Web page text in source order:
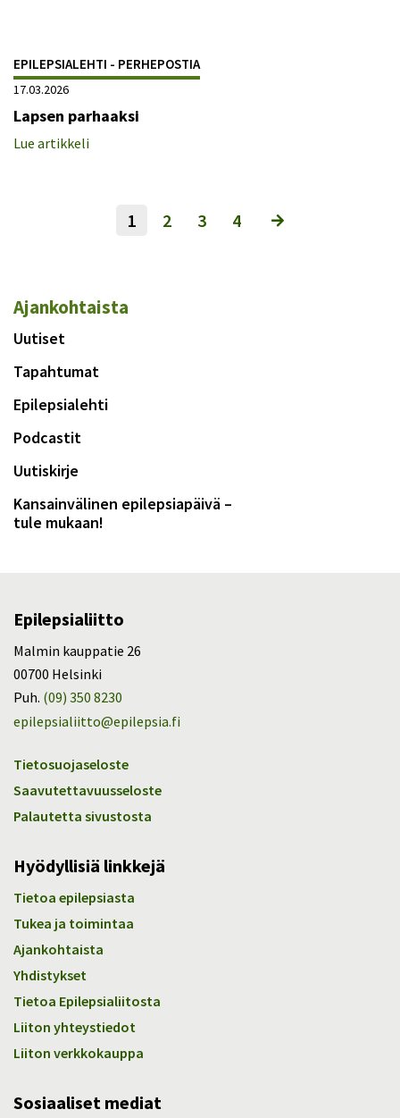
EPILEPSIALEHTI - PERHEPOSTIA
17.03.2026
Lapsen parhaaksi
Lue artikkeli
1 2 3 4
Ajankohtaista
Uutiset
Tapahtumat
Epilepsialehti
Podcastit
Uutiskirje
Kansainvälinen epilepsiapäivä –
tule mukaan!
Epilepsialiitto
Malmin kauppatie 26
00700 Helsinki
Puh. (09) 350 8230
epilepsialiitto@epilepsia.fi
Tietosuojaseloste
Saavutettavuusseloste
Palautetta sivustosta
Hyödyllisiä linkkejä
Tietoa epilepsiasta
Tukea ja toimintaa
Ajankohtaista
Yhdistykset
Tietoa Epilepsialiitosta
Liiton yhteystiedot
Liiton verkkokauppa
Sosiaaliset mediat